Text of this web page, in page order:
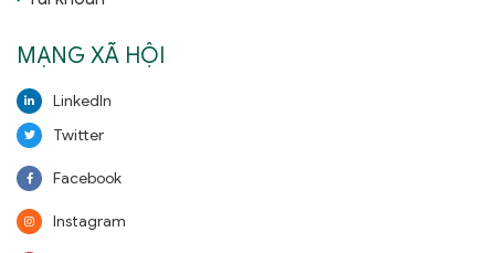
MẠNG XÃ HỘI
LinkedIn
Twitter
Facebook
Instagram